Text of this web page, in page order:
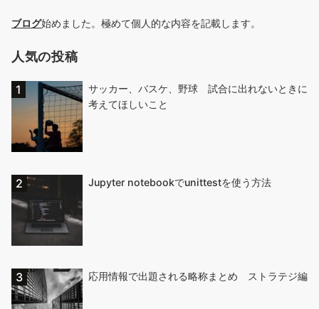
ブログ始めました。極めて個人的な内容を記載します。
人気の投稿
サッカー、バスケ、野球 試合に出れないときに
考えてほしいこと
Jupyter notebookでunittestを使う方法
応用情報で出題される略称まとめ ストラテジ編